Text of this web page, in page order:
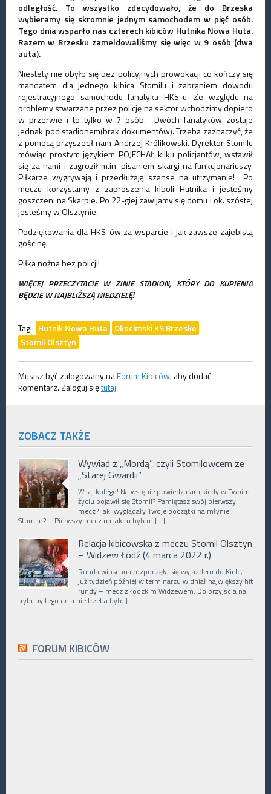
odległość. To wszystko zdecydowało, że do Brzeska
wybieramy się skromnie jednym samochodem w pięć osób.
Tego dnia wsparło nas czterech kibiców Hutnika Nowa Huta.
Razem w Brzesku zameldowaliśmy się więc w 9 osób (dwa
auta).
Niestety nie obyło się bez policyjnych prowokacji co kończy się
mandatem dla jednego kibica Stomilu i zabraniem dowodu
rejestracyjnego samochodu fanatyka HKS-u. Ze względu na
problemy stwarzane przez policję na sektor wchodzimy dopiero
w przerwie i to tylko w 7 osób. Dwóch fanatyków zostaje
jednak pod stadionem(brak dokumentów). Trzeba zaznaczyć, że
z pomocą przyszedł nam Andrzej Królikowski. Dyrektor Stomilu
mówiąc prostym językiem POJECHAŁ kilku policjantów, wstawił
się za nami i zagroził m.in. pisaniem skargi na funkcjonariuszy.
Piłkarze wygrywają i przedłużają szanse na utrzymanie! Po
meczu korzystamy z zaproszenia kiboli Hutnika i jesteśmy
goszczeni na Skarpie. Po 22-giej zawijamy się domu i ok. szóstej
jesteśmy w Olsztynie.
Podziękowania dla HKS-ów za wsparcie i jak zawsze zajebistą
gościnę.
Piłka nożna bez policji!
WIĘCEJ PRZECZYTACIE W ZINIE STADION, KTÓRY DO KUPIENIA
BĘDZIE W NAJBLIŻSZĄ NIEDZIELĘ!
Tagi: Hutnik Nowa Huta Okocimski KS Brzesko
Stomil Olsztyn
Musisz być zalogowany naForum Kibiców, aby dodać
komentarz. Zaloguj siętutaj.
ZOBACZ TAKŻE
Wywiad z „Mordą”, czyli Stomilowcem ze
„Starej Gwardii”
Witaj kolego! Na wstępie powiedz nam kiedy w Twoim
życiu pojawił się Stomil? Pamiętasz swój pierwszy
mecz? Jak wyglądały Twoje początki na młynie
Stomilu? – Pierwszy mecz na jakim byłem […]
Relacja kibicowska z meczu Stomil Olsztyn
– Widzew Łódź (4 marca 2022 r.)
Runda wiosenna rozpoczęła się wyjazdem do Kielc,
już tydzień później w terminarzu widniał największy hit
rundy – mecz z łódzkim Widzewem. Do przyjścia na
trybuny tego dnia nie trzeba było […]
FORUM KIBICÓW